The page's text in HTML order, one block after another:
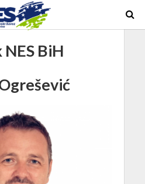
BiH